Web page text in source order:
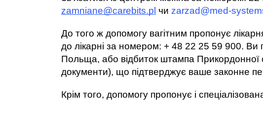
zamniane@carebits.pl чи zarzad@med-
До того ж допомогу вагітним пропонує
до лікарні за номером: + 48 22 25 59 900.
Польща, або відбиток штампа Прикордонної
документи), що підтверджує ваше законне
Крім того, допомогу пропонує і